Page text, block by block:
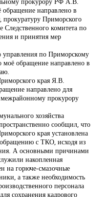
обращение направлено в
прокуратуру Приморского
Следственного комитета по
и принятия мер
управления по Приморскому
обращение направлено в
края Я.В.
направлено для
межрайонному прокурору
хозяйства
сообщил, что
края установлена
с ТКО, исходя из
А основными причинами
накопленная
на горюче-смазочные
а также необходимость
персонала
сохранения кадрового